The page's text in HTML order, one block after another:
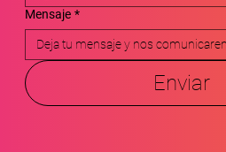
Mensaje *
Enviar